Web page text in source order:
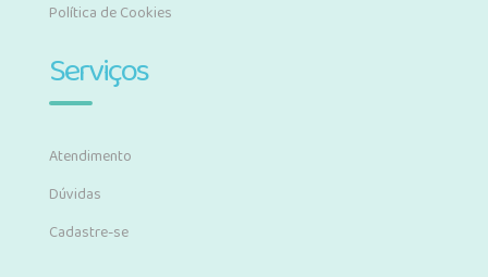
Política de Cookies
Serviços
Atendimento
Dúvidas
Cadastre-se